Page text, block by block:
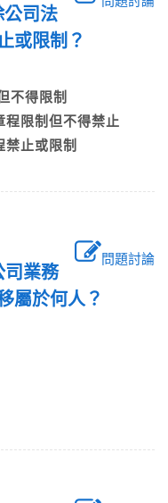
公司法
或限制？
不得限制
程限制但不得禁止
止或限制
問題討論
司業務
屬於何人？